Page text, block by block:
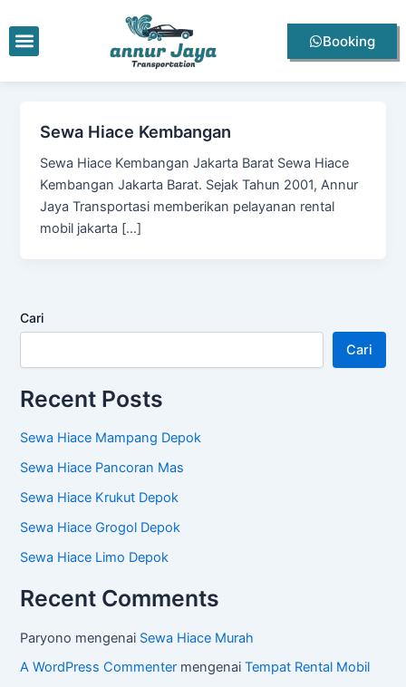
ke
konten
Menu Booking
Sewa Hiace Kembangan
Sewa Hiace Kembangan Jakarta Barat Sewa Hiace
Kembangan Jakarta Barat. Sejak Tahun 2001, Annur
Jaya Transportasi memberikan pelayanan rental
mobil jakarta […]
Cari
Cari
Recent Posts
Sewa Hiace Mampang Depok
Sewa Hiace Pancoran Mas
Sewa Hiace Krukut Depok
Sewa Hiace Grogol Depok
Sewa Hiace Limo Depok
Recent Comments
Paryono mengenai Sewa Hiace Murah
A WordPress Commenter mengenaiTempat Rental Mobil